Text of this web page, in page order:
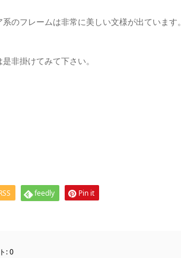
のフレームは非常に美しい文様が出ています。
非掛けてみて下さい。
feedly Pin it
:0